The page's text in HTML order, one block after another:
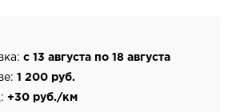
с 13 августа по 18 августа
1 200 руб.
+30 руб./км